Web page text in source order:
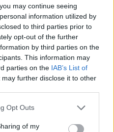
may continue seeing
information utilized by
to third parties prior to
opt-out of the further
by third parties on the
This information may
parties on the IAB’s List of
may further disclose it to other
uses one or more Google
behaviour. You may click to
Opt Outs
of my
στο Μιλάνο:
άλλου ζευγαριού
112 για ετοιμότητα,
Πυροσβεστικής